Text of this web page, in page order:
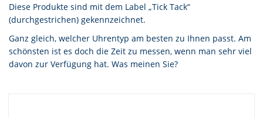
Diese Produkte sind mit dem Label „Tick Tack“
(durchgestrichen) gekennzeichnet.
Ganz gleich, welcher Uhrentyp am besten zu Ihnen passt. Am
schönsten ist es doch die Zeit zu messen, wenn man sehr viel
davon zur Verfügung hat. Was meinen Sie?